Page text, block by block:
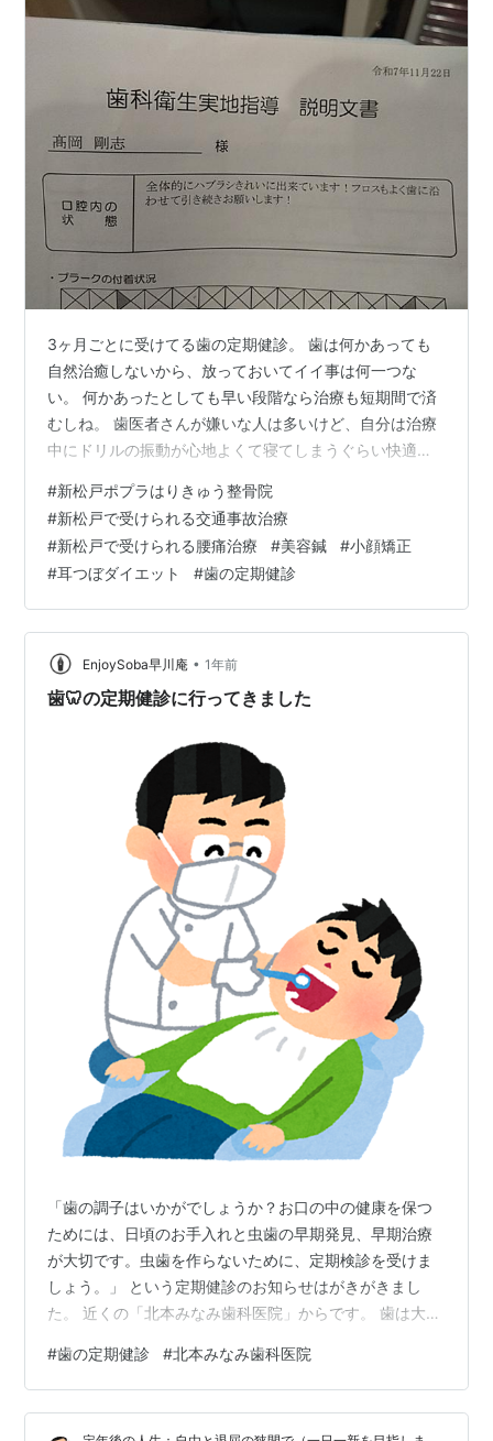
3ヶ月ごとに受けてる歯の定期健診。 歯は何かあっても
自然治癒しないから、放っておいてイイ事は何一つな
い。 何かあったとしても早い段階なら治療も短期間で済
むしね。 歯医者さんが嫌いな人は多いけど、自分は治療
中にドリルの振動が心地よくて寝てしまうぐらい快適な
いくらい。 でも普通に歯磨きしてたら、1ヶ月では取る程
の歯石は付かないから来院する必要はないらしい。 残
念・・・。 徹底した問診と検査で痛みの原因を突き止め
治します！ポプラはりきゅう整骨院〒270-0034 千葉県
松戸市新松戸3-304ＴＥＬ ０４７－７１０－２８６１ホ
ームページ http:/…
#新松戸ポプラはりきゅう整骨院
#新松戸で受けられる交通事故治療
#新松戸で受けられる腰痛治療 #美容鍼 #小顔矯正
#耳つぼダイエット #歯の定期健診
EnjoySoba早川庵 • 1年前
歯🦷の定期健診に行ってきました
「歯の調子はいかがでしょうか？お口の中の健康を保つ
ためには、日頃のお手入れと虫歯の早期発見、早期治療
が大切です。虫歯を作らないために、定期検診を受けま
しょう。」 という定期健診のお知らせはがきがきまし
た。 近くの「北本みなみ歯科医院」からです。 歯は大切
になります。 歯の平均本数を年齢別でみますと 40歳代
は27.8本 60歳代は22.8本 70歳代は15.2本 80歳代は13.0
本となり40代を過ぎると歯を失う本数は加速します。 昔
#歯の定期健診 #北本みなみ歯科医院